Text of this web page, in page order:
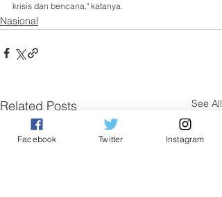
krisis dan bencana," katanya.
Nasional
Related Posts See All
Facebook Twitter Instagram